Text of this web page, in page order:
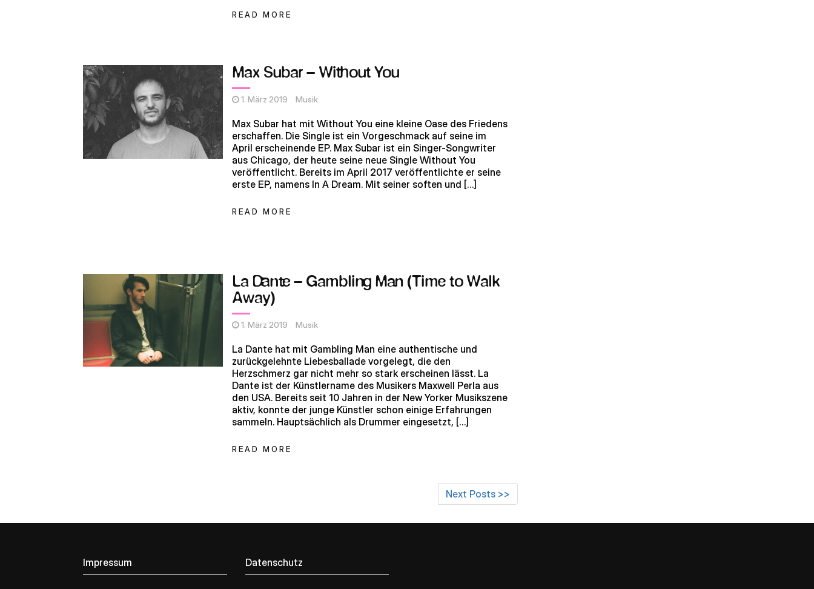
READ MORE
Max Subar – Without You
1. März 2019 Musik
Max Subar hat mit Without You eine kleine Oase des Friedens
erschaffen. Die Single ist ein Vorgeschmack auf seine im
April erscheinende EP. Max Subar ist ein Singer-Songwriter
aus Chicago, der heute seine neue Single Without You
veröffentlicht. Bereits im April 2017 veröffentlichte er seine
erste EP, namens In A Dream. Mit seiner soften und […]
READ MORE
La Dante – Gambling Man (Time to Walk
Away)
1. März 2019 Musik
La Dante hat mit Gambling Man eine authentische und
zurückgelehnte Liebesballade vorgelegt, die den
Herzschmerz gar nicht mehr so stark erscheinen lässt. La
Dante ist der Künstlername des Musikers Maxwell Perla aus
den USA. Bereits seit 10 Jahren in der New Yorker Musikszene
aktiv, konnte der junge Künstler schon einige Erfahrungen
sammeln. Hauptsächlich als Drummer eingesetzt, […]
READ MORE
Next Posts >>
Impressum Datenschutz